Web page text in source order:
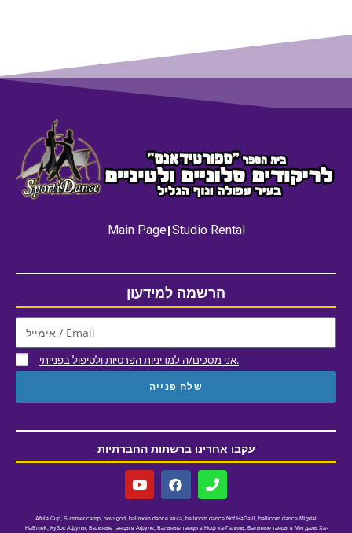
Main Page Studio Rental
הרשמה למידעון
אני מסכים/ה למדיניות הפרטיות ולטיפול בפנייתי.
שלח פנייה
עקבו אחרינו ברשתות החברתיות
Afula Cup Summer camp novו god ballroom dance afula ballroom dance Nof HaGalil
ballroom dance Migdal
HaEmek, Кубок Афулы, Бальные танцы в Афуле, Бальные танцы в Ноф ха-Галиль, Бальные танцы в Мигдаль Ха-